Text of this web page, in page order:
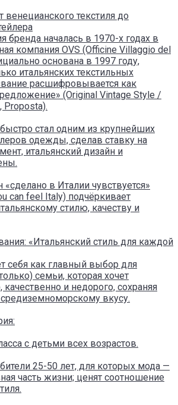
венецианского текстиля до
бренда началась в 1970-х годах в
компания OVS (Officine Villaggio del
основана в 1997 году,
итальянских текстильных
расшифровывается как
(Original Vintage Style /
Proposta).
стал одним из крупнейших
одежды, сделав ставку на
итальянский дизайн и
в Италии чувствуется»
can feel Italy) подчёркивает
стилю, качеству и
«Итальянский стиль для каждой
себя как главный выбор для
семьи, которая хочет
качественно и недорого, сохраняя
вкусу.
с детьми всех возрастов.
25-50 лет, для которых мода —
часть жизни; ценят соотношение